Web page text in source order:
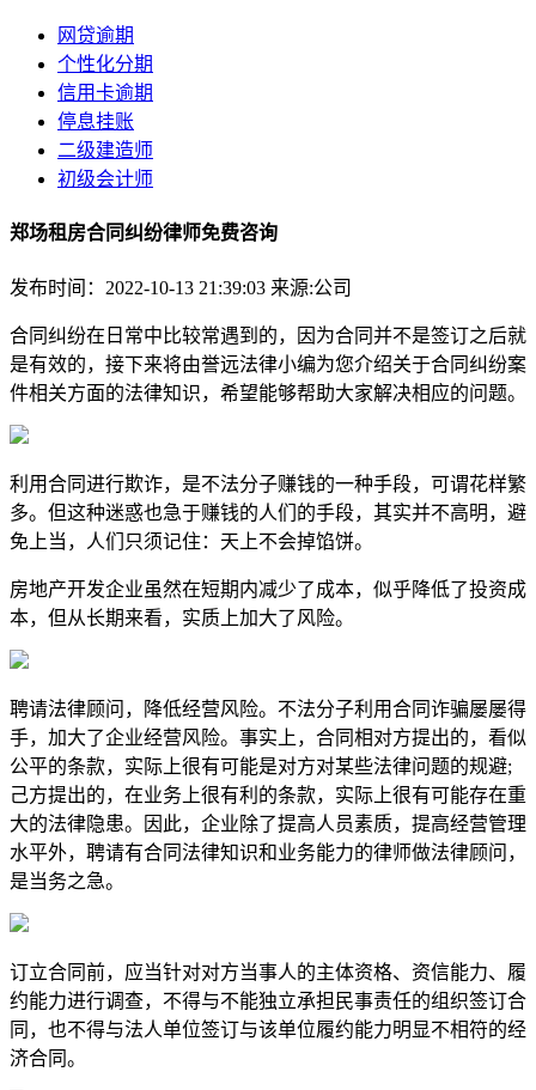
网贷逾期
个性化分期
信用卡逾期
停息挂账
二级建造师
初级会计师
郑场租房合同纠纷律师免费咨询
发布时间：2022-10-13 21:39:03 来源:公司
合同纠纷在日常中比较常遇到的，因为合同并不是签订之后就
是有效的，接下来将由誉远法律小编为您介绍关于合同纠纷案
件相关方面的法律知识，希望能够帮助大家解决相应的问题。
利用合同进行欺诈，是不法分子赚钱的一种手段，可谓花样繁
多。但这种迷惑也急于赚钱的人们的手段，其实并不高明，避
免上当，人们只须记住：天上不会掉馅饼。
房地产开发企业虽然在短期内减少了成本，似乎降低了投资成
本，但从长期来看，实质上加大了风险。
聘请法律顾问，降低经营风险。不法分子利用合同诈骗屡屡得
手，加大了企业经营风险。事实上，合同相对方提出的，看似
公平的条款，实际上很有可能是对方对某些法律问题的规避;
己方提出的，在业务上很有利的条款，实际上很有可能存在重
大的法律隐患。因此，企业除了提高人员素质，提高经营管理
水平外，聘请有合同法律知识和业务能力的律师做法律顾问，
是当务之急。
订立合同前，应当针对对方当事人的主体资格、资信能力、履
约能力进行调查，不得与不能独立承担民事责任的组织签订合
同，也不得与法人单位签订与该单位履约能力明显不相符的经
济合同。